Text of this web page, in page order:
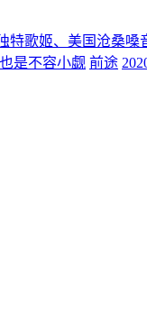
特歌姬、美国沧桑
是不容小觑 前途